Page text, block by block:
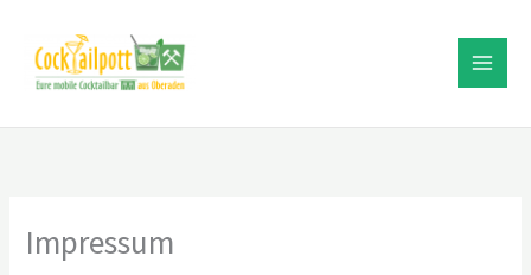
Inhalt
springen
Impressum